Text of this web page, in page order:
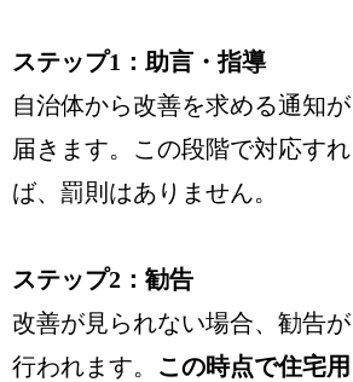
ステップ1：助言・指導
自治体から改善を求める通知が
届きます。この段階で対応すれ
ば、罰則はありません。
ステップ2：勧告
改善が見られない場合、勧告が
行われます。 この時点で住宅用